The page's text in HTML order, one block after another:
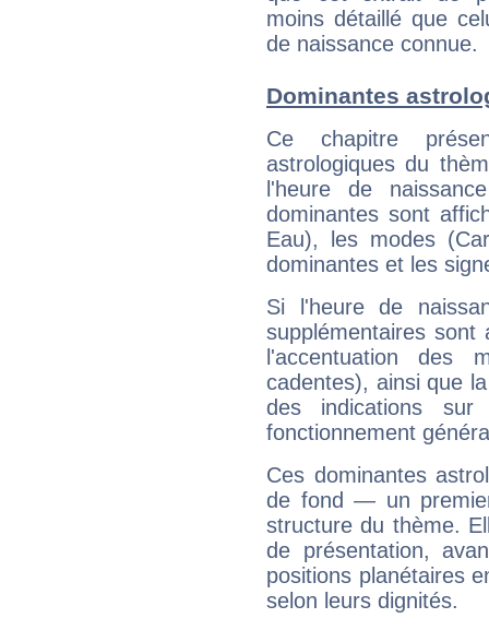
moins détaillé que
de naissance connue.
Dominantes
Ce chapitre
astrologiques du
l'heure de
dominantes sont
Eau), les modes
dominantes et les
Si l'heure de
supplémentaires sont
l'accentuation des
cadentes), ainsi que
des indications sur
fonctionnement
Ces dominantes
de fond — un
structure du thème.
de présentation,
positions planétaires
selon leurs dignités.